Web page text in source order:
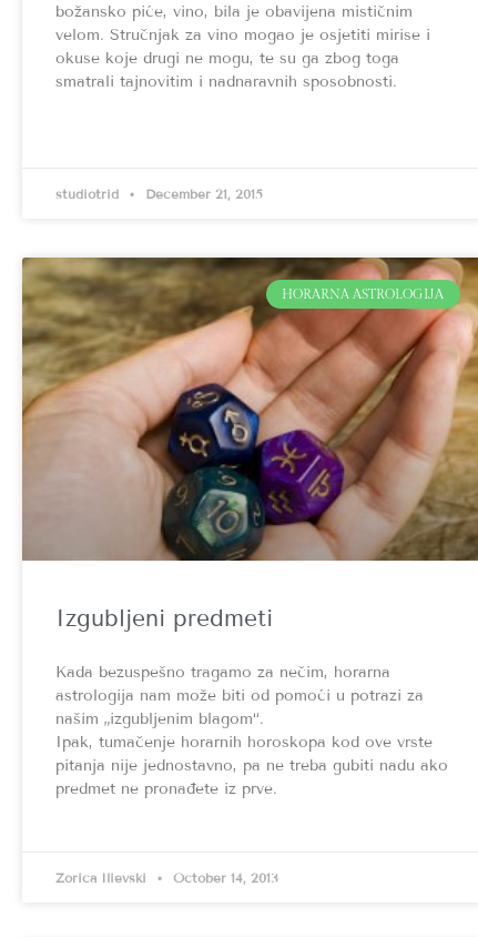
božansko piće, vino, bila je obavijena mističnim
velom. Stručnjak za vino mogao je osjetiti mirise i
okuse koje drugi ne mogu, te su ga zbog toga
smatrali tajnovitim i nadnaravnih sposobnosti.
studiotrid December 21, 2015
HORARNA ASTROLOGIJA
Izgubljeni predmeti
Kada bezuspešno tragamo za nečim, horarna
astrologija nam može biti od pomoći u potrazi za
našim „izgubljenim blagom“.
Ipak, tumačenje horarnih horoskopa kod ove vrste
pitanja nije jednostavno, pa ne treba gubiti nadu ako
predmet ne pronađete iz prve.
Zorica Ilievski October 14, 2013